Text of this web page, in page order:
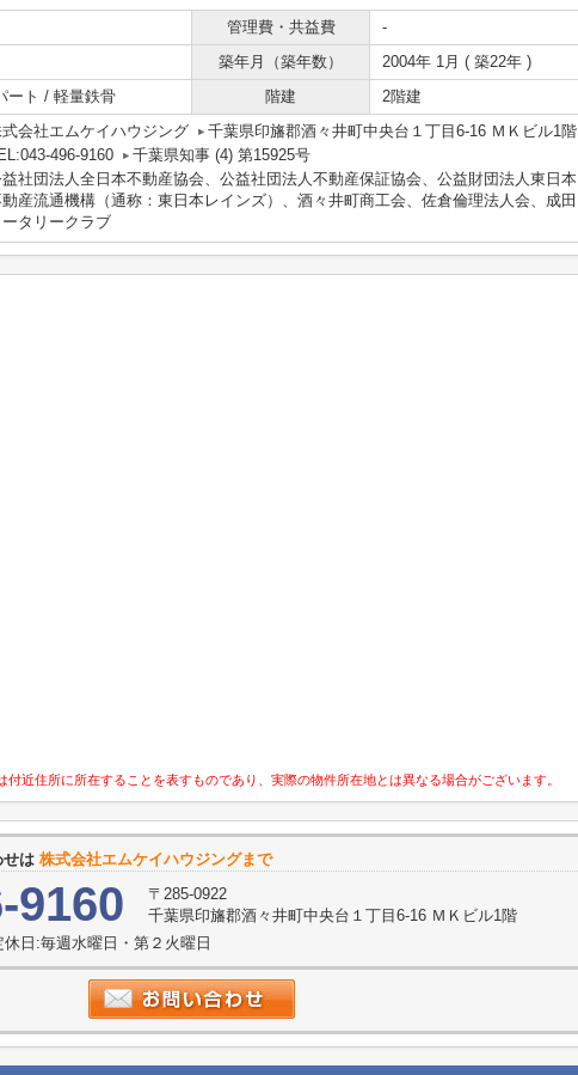
管理費・共益費
-
築年月（築年数）
2004年 1月 ( 築22年 )
ート / 軽量鉄骨 階建 2階建
会社エムケイハウジング
千葉県印旛郡酒々井町中央台１丁目6-16 ＭＫビル1階
496-9160
千葉県知事 (4) 第15925号
社団法人全日本不動産協会、公益社団法人不動産保証協会、公益財団法人東日本
産流通機構（通称：東日本レインズ）、酒々井町商工会、佐倉倫理法人会、成田
ータリークラブ
近住所に所在することを表すものであり、実際の物件所在地とは異なる場合がございます。
は 株式会社エムケイハウジングまで
9160
〒285-0922
千葉県印旛郡酒々井町中央台１丁目6-16 ＭＫビル1階
日:毎週水曜日・第２火曜日